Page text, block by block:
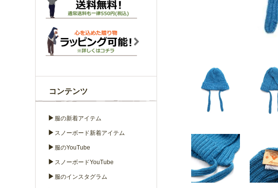
コンテンツ
▶ 服の新着アイテム
▶ スノーボード新着アイテム
▶ 服のYouTube
▶ スノーボードYouTube
▶ 服のインスタグラム